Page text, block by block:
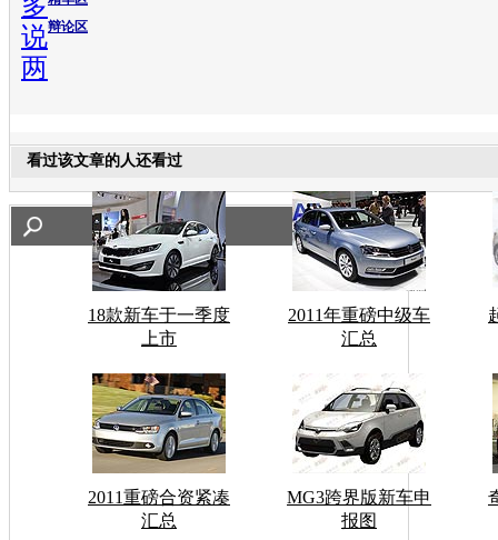
辩论区
说
两
看过该文章的人还看过
18款新车于一季度
上市
2011年重磅中级车
汇总
2011重磅合资紧凑
汇总
MG3跨界版新车申
报图